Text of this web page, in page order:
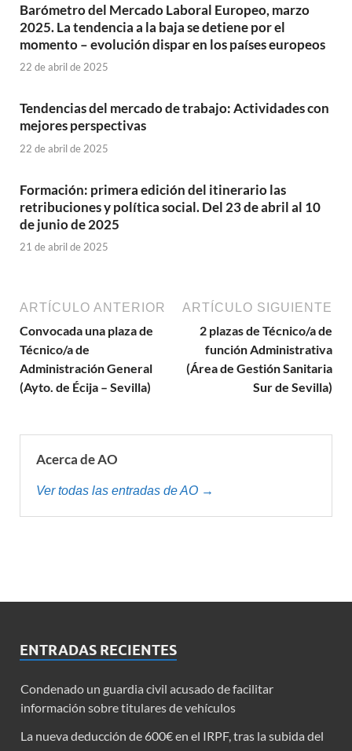
Barómetro del Mercado Laboral Europeo, marzo
2025. La tendencia a la baja se detiene por el
momento – evolución dispar en los países europeos
22 de abril de 2025
Tendencias del mercado de trabajo: Actividades con
mejores perspectivas
22 de abril de 2025
Formación: primera edición del itinerario las
retribuciones y política social. Del 23 de abril al 10
de junio de 2025
21 de abril de 2025
ARTÍCULO ANTERIOR
Convocada una plaza de
Técnico/a de
Administración General
(Ayto. de Écija – Sevilla)
ARTÍCULO SIGUIENTE
2 plazas de Técnico/a de
función Administrativa
(Área de Gestión Sanitaria
Sur de Sevilla)
Acerca de AO
Ver todas las entradas de AO →
ENTRADAS RECIENTES
Condenado un guardia civil acusado de facilitar
información sobre titulares de vehículos
La nueva deducción de 600€ en el IRPF, tras la subida del